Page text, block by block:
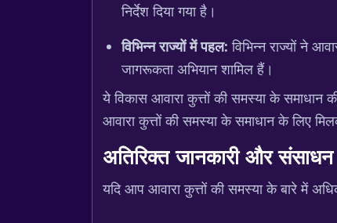
निर्देश दिया गया है।
विभिन्न राज्यों में पहल: विभिन्न राज्यों ने
जागरूकता अभियान शामिल हैं।
ये विकास आवारा कुत्तों की समस्या के समाधान
आवारा कुत्तों की समस्या के समाधान के लिए
अतिरिक्त जानकारी और संसाधन
यदि आप आवारा कुत्तों की समस्या के बारे में